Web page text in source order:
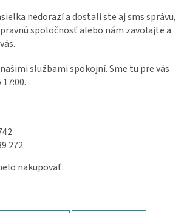
nedorazí a dostali ste aj sms správu,
spoločnosť alebo nám zavolajte a
službami spokojní. Sme tu pre vás
272
nakupovať.